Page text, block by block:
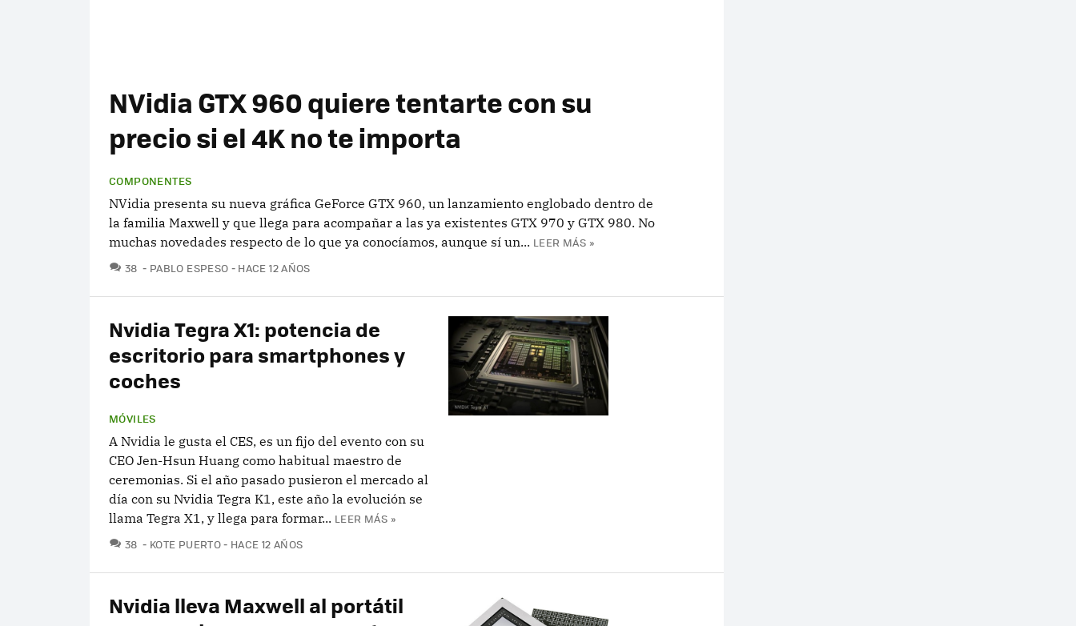
NVidia GTX 960 quiere tentarte con su
precio si el 4K no te importa
COMPONENTES
NVidia presenta su nueva gráfica GeForce GTX 960, un lanzamiento englobado dentro de
la familia Maxwell y que llega para acompañar a las ya existentes GTX 970 y GTX 980. No
muchas novedades respecto de lo que ya conocíamos, aunque sí un... LEER MÁS »
38 COMENTARIOS
PABLO ESPESO HACE 12 AÑOS
Nvidia Tegra X1: potencia de
escritorio para smartphones y
coches
MÓVILES
A Nvidia le gusta el CES, es un fijo del evento con su
CEO Jen-Hsun Huang como habitual maestro de
ceremonias. Si el año pasado pusieron el mercado al
día con su Nvidia Tegra K1, este año la evolución se
llama Tegra X1, y llega para formar... LEER MÁS »
38 COMENTARIOS
KOTE PUERTO HACE 12 AÑOS
Nvidia lleva Maxwell al portátil